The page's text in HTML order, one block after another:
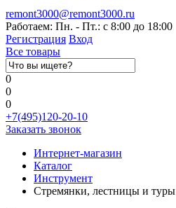
remont3000@remont3000.ru
Работаем: Пн. - Пт.: с 8:00 до 18:00
Регистрация Вход
Все товары
0
0
0
+7(495)120-20-10
Заказать звонок
Интернет-магазин
Каталог
Инструмент
Стремянки, лестницы и туры